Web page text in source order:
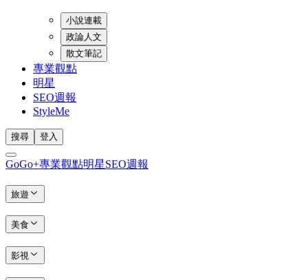
小說連載
政論人文
散文筆記
專業觀點
明星
SEO週報
StyleMe
搜尋 登入
GoGo+專業觀點明星SEO週報
旅遊
美食
影視